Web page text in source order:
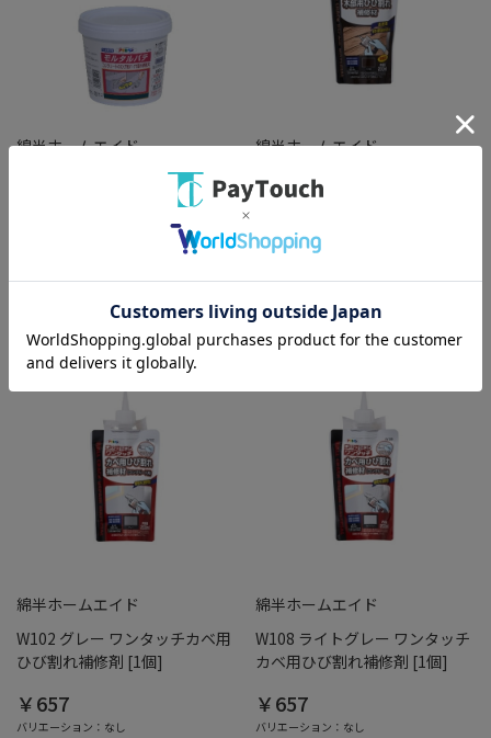
綿半ホームエイド
アサヒペン モルタルパテ
綿半ホームエイド
W104 こげ茶 ワンタッチ木部用
ひび割れ補修剤 [1個]
￥657
綿半ホームエイド
W102 グレー ワンタッチカベ用
ひび割れ補修剤 [1個]
￥657
バリエーション：なし
綿半ホームエイド
W108 ライトグレー ワンタッチ
カベ用ひび割れ補修剤 [1個]
￥657
バリエーション：なし